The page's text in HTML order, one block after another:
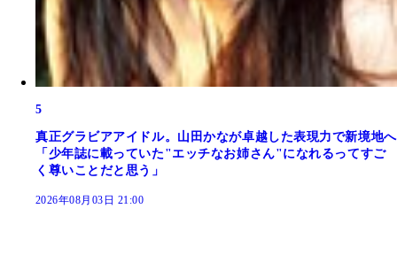
5
真正グラビアアイドル。山田かなが卓越した表現力で新境地へ
「少年誌に載っていた"エッチなお姉さん"になれるってすご
く尊いことだと思う」
2026年08月03日 21:00